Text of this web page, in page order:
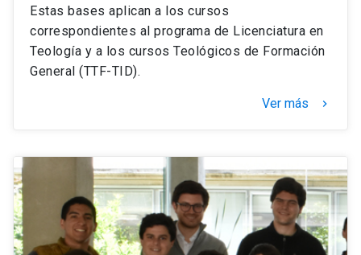
Estas bases aplican a los cursos
correspondientes al programa de Licenciatura en
Teología y a los cursos Teológicos de Formación
General (TTF-TID).
Ver más keyboard_arrow_right